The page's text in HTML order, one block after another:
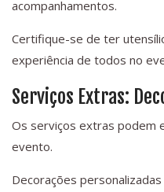
acompanhamentos.
Certifique-se de ter
experiência de todos no
Serviços Extras:
Os serviços extras podem
evento.
Decorações